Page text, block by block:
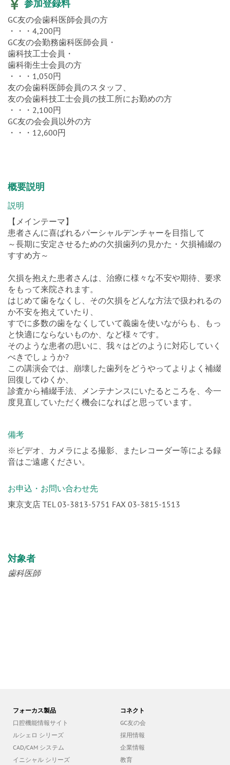
参加登録料
GC友の会歯科医師会員の方
・・・4,200円
GC友の会勤務歯科医師会員・
歯科技工士会員・
歯科衛生士会員の方
・・・1,050円
友の会歯科医師会員のスタッフ、
友の会歯科技工士会員の技工所にお勤めの方
・・・2,100円
GC友の会会員以外の方
・・・12,600円
概要説明
説明
【メインテーマ】
患者さんに喜ばれるパーシャルデンチャーを目指して
～長期に安定させるための欠損歯列の見かた・欠損補綴の
すすめ方～
欠損を抱えた患者さんは、治療に様々な不安や期待、要求
をもって来院されます。
はじめて歯をなくし、その欠損をどんな方法で扱われるの
か不安を抱えていたり、
すでに多数の歯をなくしていて義歯を使いながらも、もっ
と快適にならないものか、など様々です。
そのような患者の思いに、我々はどのように対応していく
べきでしょうか?
この講演会では、崩壊した歯列をどうやってよりよく補綴
回復してゆくか、
診査から補綴手法、メンテナンスにいたるところを、今一
度見直していただく機会になればと思っています。
備考
※ビデオ、カメラによる撮影、またレコーダー等による録
音はご遠慮ください。
お申込・お問い合わせ先
東京支店 TEL 03-3813-5751 FAX 03-3815-1513
対象者
歯科医師
フォーカス製品
口腔機能情報サイト
ルシェロ シリーズ
CAD/CAM システム
コネクト
GC友の会
採用情報
企業情報